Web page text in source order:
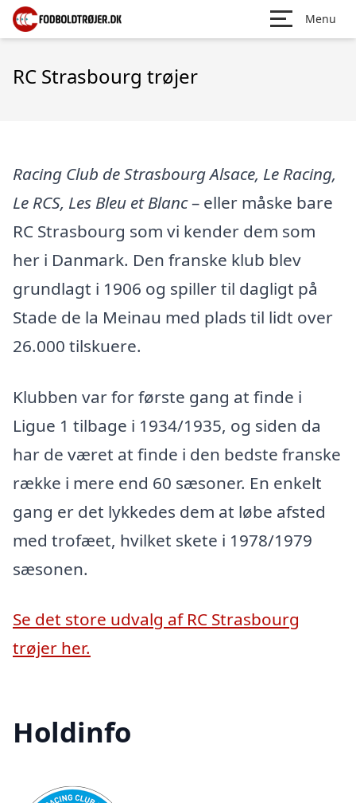
Menu
RC Strasbourg trøjer
Racing Club de Strasbourg Alsace, Le Racing,
Le RCS, Les Bleu et Blanc– eller måske bare
RC Strasbourg som vi kender dem som
her i Danmark. Den franske klub blev
grundlagt i 1906 og spiller til dagligt på
Stade de la Meinau med plads til lidt over
26.000 tilskuere.
Klubben var for første gang at finde i
Ligue 1 tilbage i 1934/1935, og siden da
har de været at finde i den bedste franske
række i mere end 60 sæsoner. En enkelt
gang er det lykkedes dem at løbe afsted
med trofæet, hvilket skete i 1978/1979
sæsonen.
Se det store udvalg af RC Strasbourg
trøjer her.
Holdinfo